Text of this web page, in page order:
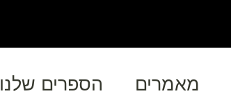
מאמרים הספרים שלנו